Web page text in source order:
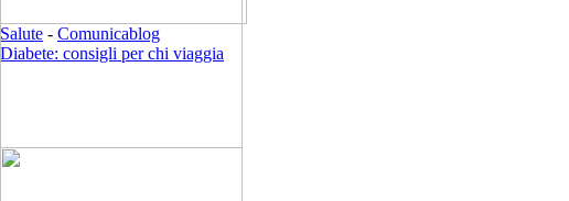
Salute - Comunicablog
Diabete: consigli per chi viaggia